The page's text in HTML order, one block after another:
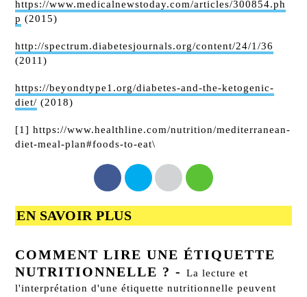
https://www.medicalnewstoday.com/articles/300854.ph
p (2015)
http://spectrum.diabetesjournals.org/content/24/1/36
(2011)
https://beyondtype1.org/diabetes-and-the-ketogenic-
diet/ (2018)
[1] https://www.healthline.com/nutrition/mediterranean-
diet-meal-plan#foods-to-eat\
EN SAVOIR PLUS
COMMENT LIRE UNE ÉTIQUETTE
NUTRITIONNELLE ? -La lecture et
l'interprétation d'une étiquette nutritionnelle peuvent